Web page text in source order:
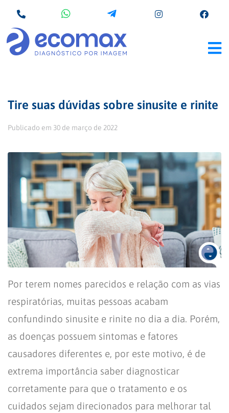
Tire suas dúvidas sobre sinusite e rinite
Publicado em 30 de março de 2022
Por terem nomes parecidos e relação com as vias
respiratórias, muitas pessoas acabam
confundindo sinusite e rinite no dia a dia. Porém,
as doenças possuem sintomas e fatores
causadores diferentes e, por este motivo, é de
extrema importância saber diagnosticar
corretamente para que o tratamento e os
cuidados sejam direcionados para melhorar tal